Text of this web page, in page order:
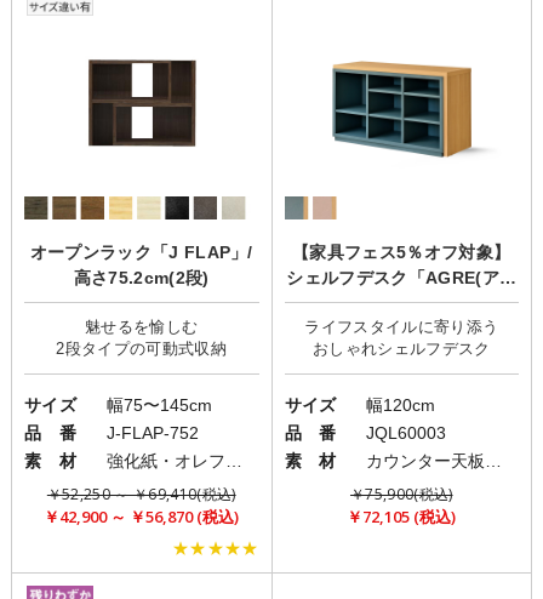
オープンラック「J FLAP」/
高さ75.2cm(2段)
魅せるを愉しむ
サイズ
幅75〜145cm
品 番
J-FLAP-752
素 材
強化紙・オレフィンシート
￥52,250 ～ ￥69,410(税込)
￥42,900 ～ ￥56,870 (税込)
★★★★★
【家具フェス5％オフ対象】
シェルフデスク「AGRE(アグ
レ)」
ライフスタイルに寄り添う
サイズ
幅120cm
品 番
JQL60003
素 材
カウンター天板：強化紙/本体：オレフィン化粧繊維板
￥75,900(税込)
￥72,105 (税込)